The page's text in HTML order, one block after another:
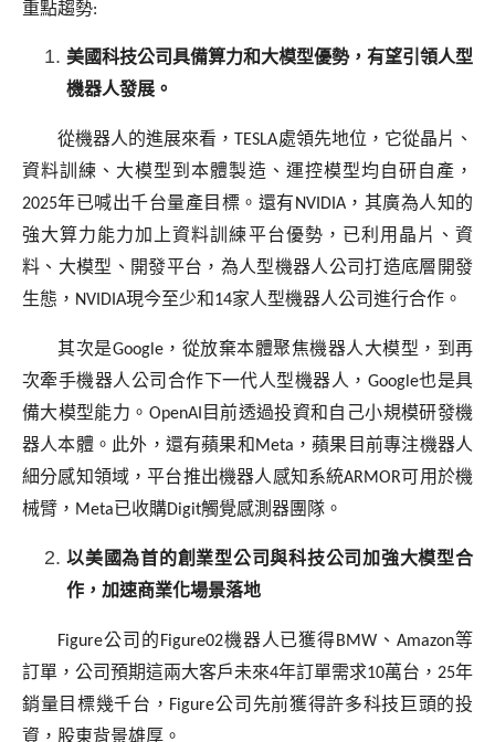
重點趨勢:
美國科技公司具備算力和大模型優勢，有望引領人型
機器人發展。
從機器人的進展來看， TESLA處領先地位，它從晶片、
資料訓練、大模型到本體製造、運控模型均自研自產，
2025年已喊出千台量產目標。還有 NVIDIA，其廣為人知的
強大算力能力加上資料訓練平台優勢，已利用晶片、資
料、大模型、開發平台，為人型機器人公司打造底層開發
生態， NVIDIA現今至少和14家人型機器人公司進行合作。
其次是Google，從放棄本體聚焦機器人大模型，到再
次牽手機器人公司合作下一代人型機器人， Google也是具
備大模型能力。 OpenAI 目前透過投資和自己小規模研發機
器人本體。此外，還有蘋果和 Meta ，蘋果目前專注機器人
細分感知領域，平台推出機器人感知系統ARMOR可用於機
械臂， Meta已收購Digit觸覺感測器團隊。
以美國為首的創業型公司與科技公司加強大模型合
作，加速商業化場景落地
Figure公司的 Figure02機器人已獲得BMW 、Amazon等
訂單，公司預期這兩大客戶未來4年訂單需求10萬台， 25年
銷量目標幾千台， Figure公司先前獲得許多科技巨頭的投
資，股東背景雄厚。